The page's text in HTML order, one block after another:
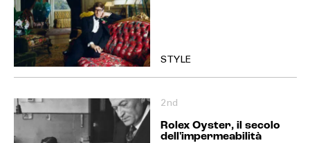
STYLE
2nd
Rolex Oyster, il secolo
dell'impermeabilità